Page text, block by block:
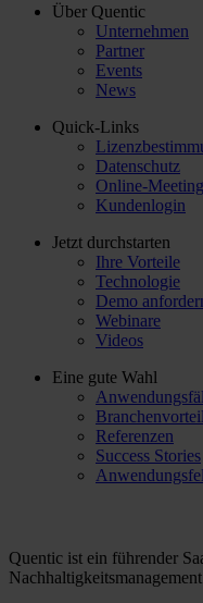
Über Quentic
Unternehmen
Partner
Events
News
Quick-Links
Datenschutz
Online-Meeting
Kundenlogin
Jetzt durchstarten
Ihre Vorteile
Technologie
Demo
Webinare
Videos
Eine gute Wahl
Referenzen
Success Stories
Quentic ist ein führender